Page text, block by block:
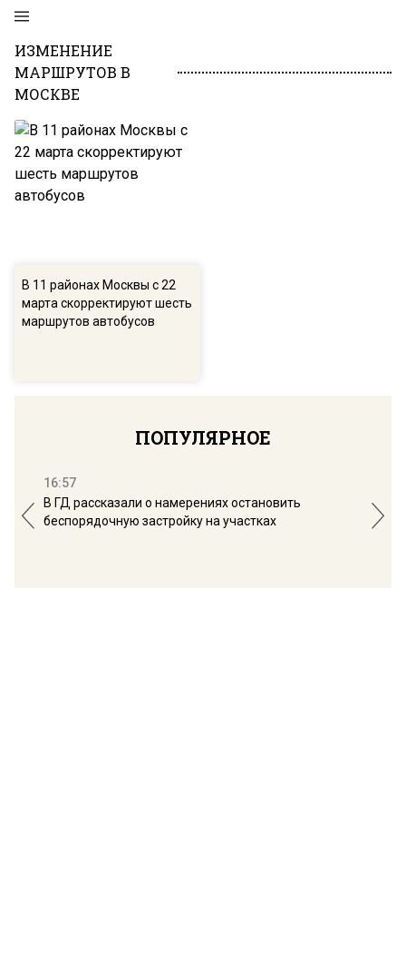
ИЗМЕНЕНИЕ
МАРШРУТОВ В
МОСКВЕ
В 11 районах Москвы с 22
марта скорректируют шесть
маршрутов автобусов
ПОПУЛЯРНОЕ
16:57
В ГД рассказали о намерениях остановить
беспорядочную застройку на участках